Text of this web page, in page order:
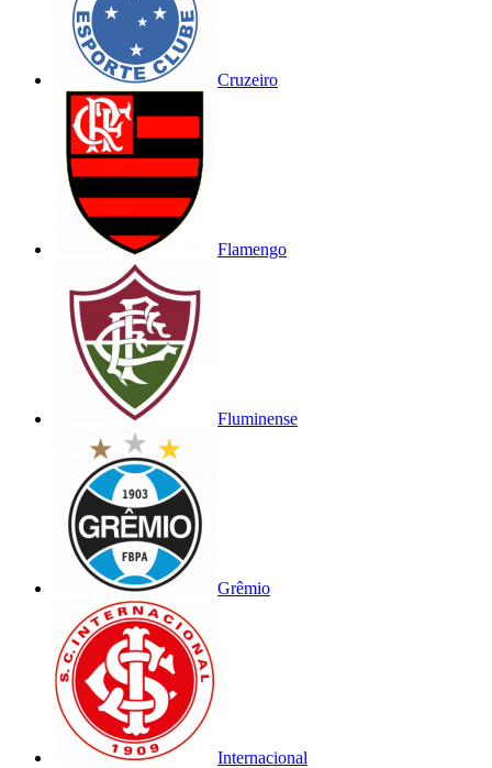
Cruzeiro
Flamengo
Fluminense
Grêmio
Internacional